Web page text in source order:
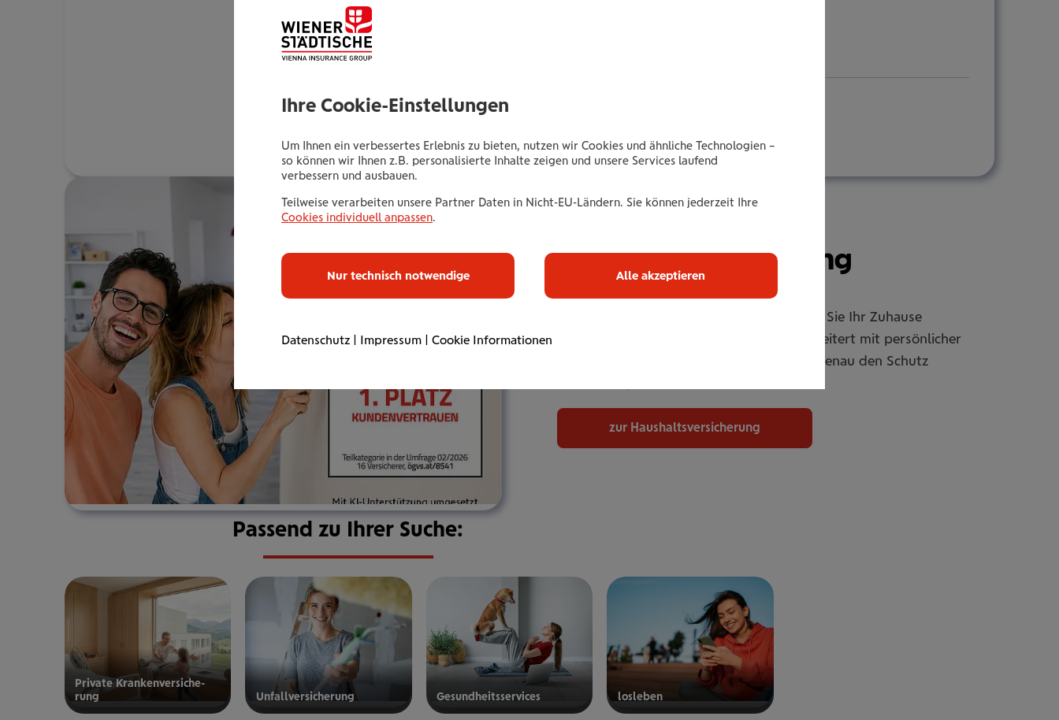
Tel.: +435035042033
+436646013942033
E-Mail:m.ghani@wienerstaedtische.at
Haus­halts­ver­si­che­rung
Mit unserer Haushaltsversicherung sichern Sie Ihr Zuhause
umfassend ab. Online oder individuell erweitert mit persönlicher
Betreuung. Flexibel anpassbar, damit Sie genau den Schutz
zur Haushaltsversicherung
Passend zu Ihrer Suche:
Private Kran­ken­­­ver­si­che­
rung
zur privaten
Unfall­ver­si­che­rung Gesund­heits­ser­vices los­le­ben
Ihre Cookie-Einstellungen
Um Ihnen ein verbessertes Erlebnis zu bieten, nutzen wir Cookies und ähnliche Technologien –
so können wir Ihnen z.B. personalisierte Inhalte zeigen und unsere Services laufend
verbessern und ausbauen.
Teilweise verarbeiten unsere Partner Daten in Nicht-EU-Ländern. Sie können jederzeit Ihre
Cookies individuell anpassen.
Nur technisch notwendige Alle akzeptieren
Datenschutz | Impressum | Cookie Informationen